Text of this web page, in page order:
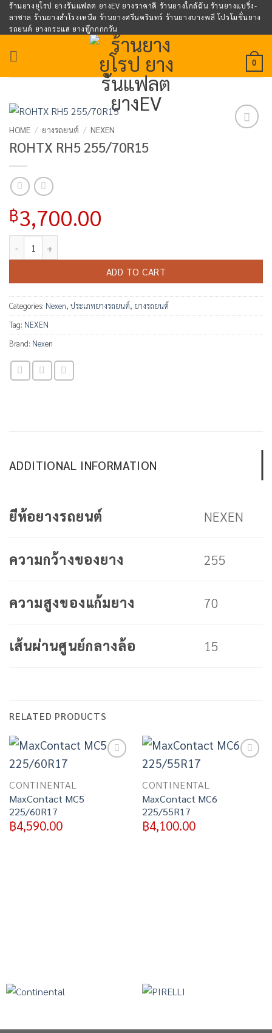
Skip
content
ร้านยางยุโรป ยางรันแฟลต ยางEV ยางราคาดี ร้านยางใกล้ฉัน ร้านยางแบริ่ง-
ลาซาล ร้านยางสำโรงเหนือ ร้านยางศรีนครินทร์ ร้านยางบางพลี โปรโมชั่นยาง
รถยนต์ ยางกระแส ยางทู๊กกกกวัน
0
HOME / ยางรถยนต์ / NEXEN
ROHTX RH5 255/70R15
฿3,700.00
ADD TO CART
Categories: Nexen, ประเภทยางรถยนต์, ยางรถยนต์
Tag: NEXEN
Brand: Nexen
ADDITIONAL INFORMATION
ยีห้อยางรถยนต์ NEXEN
ความกว้างของยาง 255
ความสูงของแก้มยาง 70
เส้นผ่านศูนย์กลางล้อ 15
RELATED PRODUCTS
CONTINENTAL
MaxContact MC5
225/60R17
฿4,590.00
CONTINENTAL
MaxContact MC6
225/55R17
฿4,100.00